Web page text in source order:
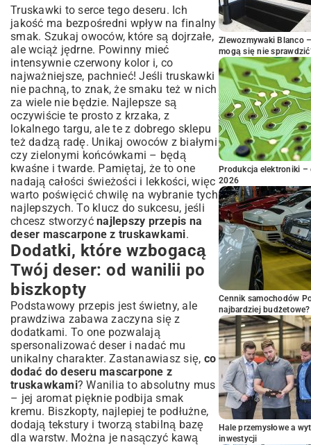
Truskawki to serce tego deseru. Ich
jakość ma bezpośredni wpływ na finalny
smak. Szukaj owoców, które są dojrzałe,
ale wciąż jędrne. Powinny mieć
intensywnie czerwony kolor i, co
najważniejsze, pachnieć! Jeśli truskawki
nie pachną, to znak, że smaku też w nich
za wiele nie będzie. Najlepsze są
oczywiście te prosto z krzaka, z
lokalnego targu, ale te z dobrego sklepu
też dadzą radę. Unikaj owoców z białymi
czy zielonymi końcówkami – będą
kwaśne i twarde. Pamiętaj, że to one
nadają całości świeżości i lekkości, więc
warto poświęcić chwilę na wybranie tych
najlepszych. To klucz do sukcesu, jeśli
chcesz stworzyć najlepszy przepis na
deser mascarpone z truskawkami.
Dodatki, które wzbogacą
Twój deser: od wanilii po
biszkopty
Podstawowy przepis jest świetny, ale
prawdziwa zabawa zaczyna się z
dodatkami. To one pozwalają
spersonalizować deser i nadać mu
unikalny charakter. Zastanawiasz się, co
dodać do deseru mascarpone z
truskawkami? Wanilia to absolutny mus
– jej aromat pięknie podbija smak
kremu. Biszkopty, najlepiej te podłużne,
dodają tekstury i tworzą stabilną bazę
dla warstw. Można je nasączyć kawą
Zlewozmywaki Blanco
mogą się nie
Produkcja elektroniki –
2026
Cennik samochodów
najbardziej budżetowe?
Hale przemysłowe a
inwestycji